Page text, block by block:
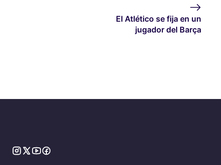
El Atlético se fija en un
jugador del Barça